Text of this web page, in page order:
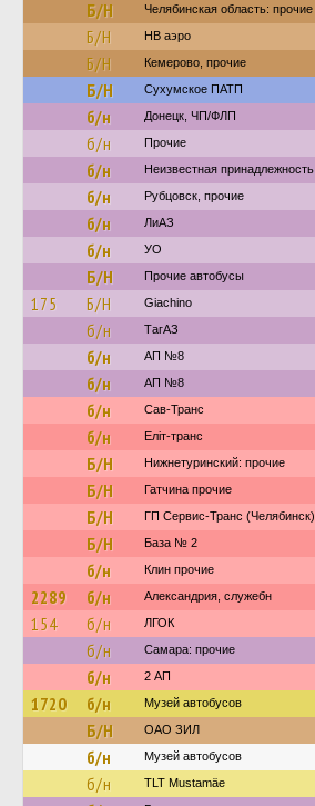
Б/Н Челябинская область: прочие
Б/Н НВ аэро
Б/Н Кемерово, прочие
Б/Н Сухумское ПАТП
б/н Донецк, ЧП/ФЛП
б/н Прочие
б/н Неизвестная принадлежность
б/н Рубцовск, прочие
б/н ЛиАЗ
б/н УО
Б/Н Прочие автобусы
175 Б/Н Giachino
б/н ТагАЗ
б/н АП №8
б/н АП №8
б/н Сав-Транс
б/н Еліт-транс
Б/Н Нижнетуринский: прочие
Б/Н Гатчина прочие
Б/Н ГП Сервис-Транс (Челябинск)
Б/Н База № 2
б/н Клин прочие
2289 б/н Александрия, служебн
154 б/н ЛГОК
б/н Самара: прочие
б/н 2 АП
1720 б/н Музей автобусов
Б/Н ОАО ЗИЛ
б/н Музей автобусов
б/н TLT Mustamäe